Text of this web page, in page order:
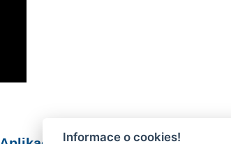
Informace o cookies!